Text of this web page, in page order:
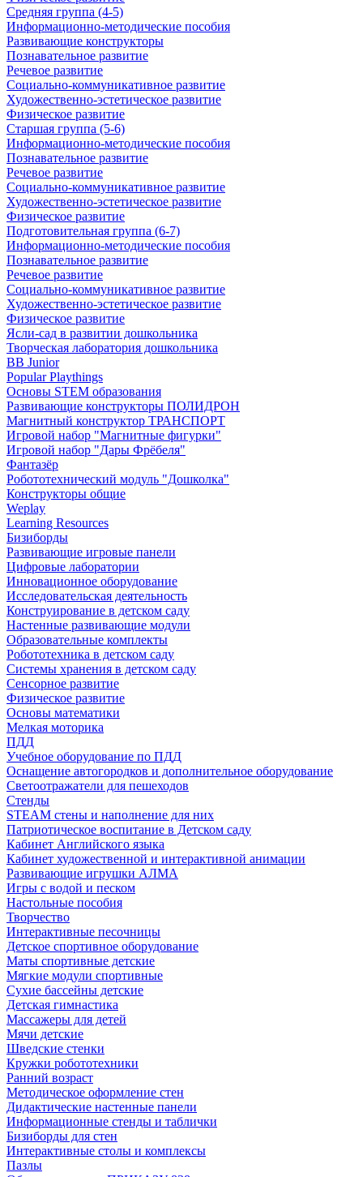
Средняя группа (4-5)
Информационно-методические пособия
Развивающие конструкторы
Познавательное развитие
Речевое развитие
Социально-коммуникативное развитие
Художественно-эстетическое развитие
Физическое развитие
Старшая группа (5-6)
Информационно-методические пособия
Познавательное развитие
Речевое развитие
Социально-коммуникативное развитие
Художественно-эстетическое развитие
Физическое развитие
Подготовительная группа (6-7)
Информационно-методические пособия
Познавательное развитие
Речевое развитие
Социально-коммуникативное развитие
Художественно-эстетическое развитие
Физическое развитие
Ясли-сад в развитии дошкольника
Творческая лаборатория дошкольника
BB Junior
Popular Playthings
Основы STEM образования
Развивающие конструкторы ПОЛИДРОН
Магнитный конструктор ТРАНСПОРТ
Игровой набор "Магнитные фигурки"
Игровой набор "Дары Фрёбеля"
Фантазёр
Робототехнический модуль "Дошколка"
Конструкторы общие
Weplay
Learning Resources
Бизиборды
Развивающие игровые панели
Цифровые лаборатории
Инновационное оборудование
Исследовательская деятельность
Конструирование в детском саду
Настенные развивающие модули
Образовательные комплекты
Робототехника в детском саду
Системы хранения в детском саду
Сенсорное развитие
Физическое развитие
Основы математики
Мелкая моторика
ПДД
Учебное оборудование по ПДД
Оснащение автогородков и дополнительное оборудование
Светоотражатели для пешеходов
Стенды
STEAM стены и наполнение для них
Патриотическое воспитание в Детском саду
Кабинет Английского языка
Кабинет художественной и интерактивной анимации
Развивающие игрушки АЛМА
Игры с водой и песком
Настольные пособия
Творчество
Интерактивные песочницы
Детское спортивное оборудование
Маты спортивные детские
Мягкие модули спортивные
Сухие бассейны детские
Детская гимнастика
Массажеры для детей
Мячи детские
Шведские стенки
Кружки робототехники
Ранний возраст
Методическое оформление стен
Дидактические настенные панели
Информационные стенды и таблички
Бизиборды для стен
Интерактивные столы и комплексы
Пазлы